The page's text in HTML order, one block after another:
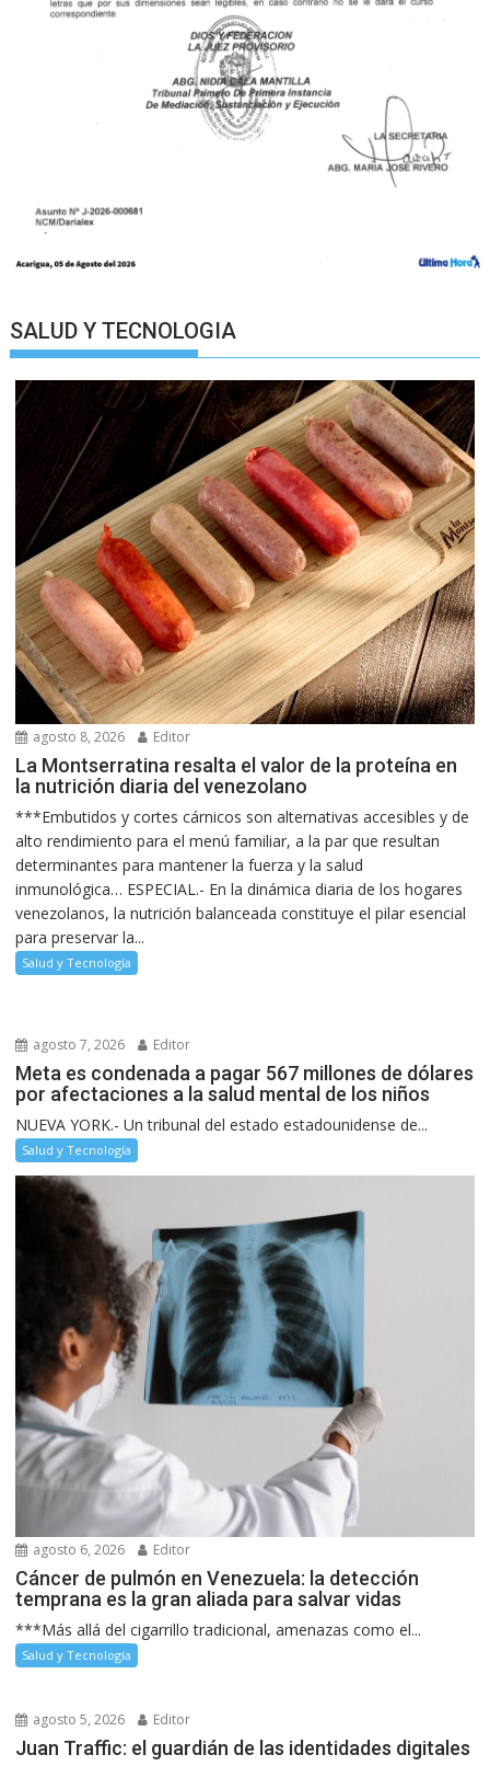
SALUD Y TECNOLOGIA
agosto 8, 2026 Editor
La Montserratina resalta el valor de la proteína en
la nutrición diaria del venezolano
***Embutidos y cortes cárnicos son alternativas accesibles y de
alto rendimiento para el menú familiar, a la par que resultan
determinantes para mantener la fuerza y la salud
inmunológica… ESPECIAL.- En la dinámica diaria de los hogares
venezolanos, la nutrición balanceada constituye el pilar esencial
para preservar la...
Salud y Tecnología
agosto 7, 2026 Editor
Meta es condenada a pagar 567 millones de dólares
por afectaciones a la salud mental de los niños
NUEVA YORK.- Un tribunal del estado estadounidense de...
Salud y Tecnología
agosto 6, 2026 Editor
Cáncer de pulmón en Venezuela: la detección
temprana es la gran aliada para salvar vidas
***Más allá del cigarrillo tradicional, amenazas como el...
Salud y Tecnología
agosto 5, 2026 Editor
Juan Traffic: el guardián de las identidades digitales